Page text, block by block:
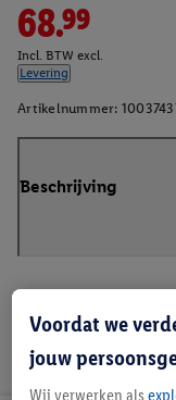
68.99
Incl. BTW excl.
Levering
Artikelnummer:
Beschrijving
Voordat we
jouw
Wij verwerken als